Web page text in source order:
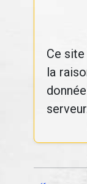
Ce
la